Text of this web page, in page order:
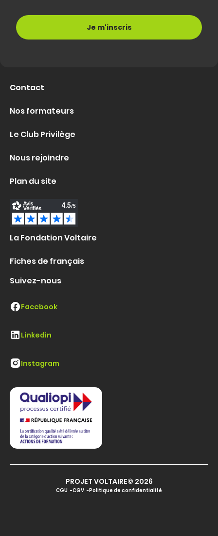
Contact
Nos formateurs
Le Club Privilège
Nous rejoindre
Plan du site
La Fondation Voltaire
Fiches de français
Suivez-nous
Facebook
Linkedin
Instagram
PROJET VOLTAIRE© 2026
CGU CGV Politique de confidentialité